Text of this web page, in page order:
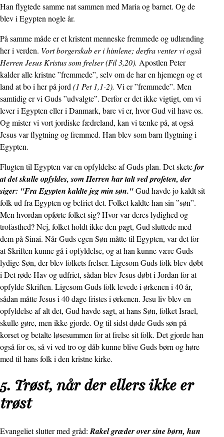
Han flygtede samme nat sammen med Maria og barnet. Og de
blev i Egypten nogle år.
På samme måde er et kristent menneske fremmede og udlænding
her i verden. Vort borgerskab er i himlene; derfra venter vi også
Herren Jesus Kristus som frelser (Fil 3,20). Apostlen Peter
kalder alle kristne ”fremmede”, selv om de har en hjemegn og et
land at bo i her på jord (1 Pet 1,1-2). Vi er ”fremmede”. Men
samtidig er vi Guds ”udvalgte”. Derfor er det ikke vigtigt, om vi
lever i Egypten eller i Danmark, bare vi er, hvor Gud vil have os.
Og mister vi vort jordiske fædreland, kan vi tænke på, at også
Jesus var flygtning og fremmed. Han blev som barn flygtning i
Egypten.
Flugten til Egypten var en opfyldelse af Guds plan. Det sketefor
at det skulle opfyldes, som Herren har talt ved profeten, der
siger: "Fra Egypten kaldte jeg min søn."Gud havde jo kaldt sit
folk ud fra Egypten og befriet det. Folket kaldte han sin ”søn”.
Men hvordan opførte folket sig? Hvor var deres lydighed og
trofasthed? Nej, folket holdt ikke den pagt, Gud sluttede med
dem på Sinai. Når Guds egen Søn måtte til Egypten, var det for
at Skriften kunne gå i opfyldelse, og at han kunne være Guds
lydige Søn, der blev folkets frelser. Ligesom Guds folk blev døbt
i Det røde Hav og udfriet, sådan blev Jesus døbt i Jordan for at
opfylde Skriften. Ligesom Guds folk levede i ørkenen i 40 år,
sådan måtte Jesus i 40 dage fristes i ørkenen. Jesu liv blev en
opfyldelse af alt det, Gud havde sagt, at hans Søn, folket Israel,
skulle gøre, men ikke gjorde. Og til sidst døde Guds søn på
korset og betalte løsesummen for at frelse sit folk. Det gjorde han
også for os, så vi ved tro og dåb kunne blive Guds børn og høre
med til hans folk i den kristne kirke.
5. Trøst, når der ellers ikke er
trøst
Evangeliet slutter med gråd: Rakel græder over sine børn, hun